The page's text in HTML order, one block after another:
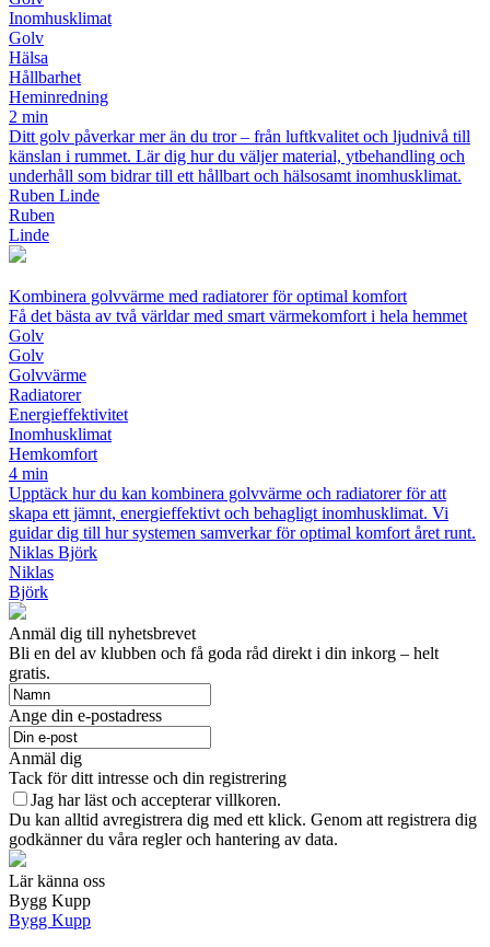
Inomhusklimat
Golv
Hälsa
Hållbarhet
Heminredning
2 min
Ditt golv påverkar mer än du tror – från luftkvalitet och ljudnivå till
känslan i rummet. Lär dig hur du väljer material, ytbehandling och
underhåll som bidrar till ett hållbart och hälsosamt inomhusklimat.
Ruben Linde
Ruben
Linde
Kombinera golvvärme med radiatorer för optimal komfort
Få det bästa av två världar med smart värmekomfort i hela hemmet
Golv
Golv
Golvvärme
Radiatorer
Energieffektivitet
Inomhusklimat
Hemkomfort
4 min
Upptäck hur du kan kombinera golvvärme och radiatorer för att
skapa ett jämnt, energieffektivt och behagligt inomhusklimat. Vi
guidar dig till hur systemen samverkar för optimal komfort året runt.
Niklas Björk
Niklas
Björk
Anmäl dig till nyhetsbrevet
Bli en del av klubben och få goda råd direkt i din inkorg – helt
gratis.
Ange din e-postadress
Anmäl dig
Tack för ditt intresse och din registrering
Jag har läst och accepterar villkoren.
Du kan alltid avregistrera dig med ett klick. Genom att registrera dig
godkänner du våra regler och hantering av data.
Lär känna oss
Bygg Kupp
Bygg Kupp